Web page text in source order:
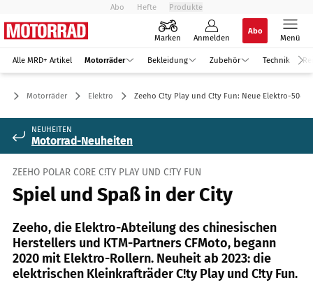
Abo Hefte Produkte
Marken Anmelden
Abo
Menü
Alle MRD+ Artikel Motorräder Bekleidung Zubehör Technik
Motorräder Elektro Zeeho C!ty Play und C!ty Fun: Neue Elektro-50er
NEUHEITEN
Motorrad-Neuheiten
ZEEHO POLAR CORE C!TY PLAY UND C!TY FUN
Spiel und Spaß in der City
Zeeho, die Elektro-Abteilung des chinesischen
Herstellers und KTM-Partners CFMoto, begann
2020 mit Elektro-Rollern. Neuheit ab 2023: die
elektrischen Kleinkrafträder C!ty Play und C!ty Fun.